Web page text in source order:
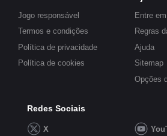
Jogo responsável
Termos e condições
Política de privacidade
Política de cookies
Entre
Regras
Ajuda
Sitemap
Opções
Redes Sociais
X